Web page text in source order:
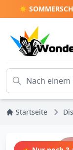
☀️
Startseite